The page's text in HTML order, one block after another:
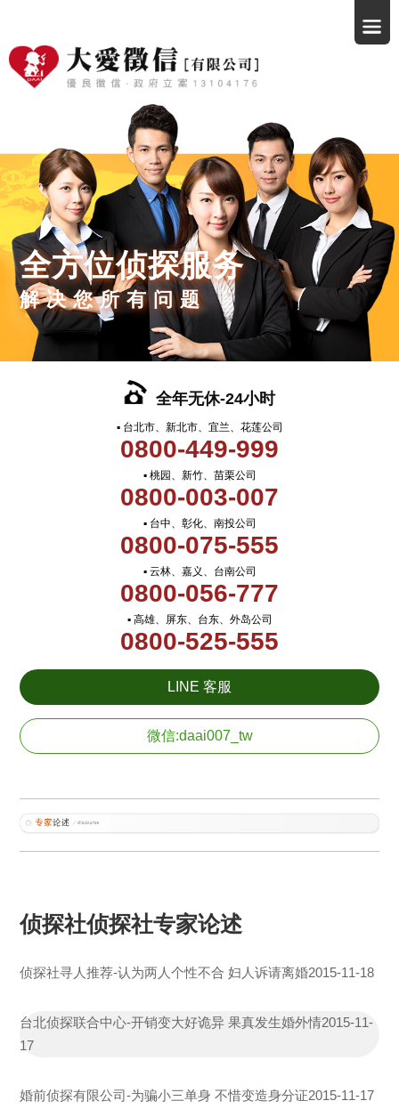
全方位侦探服务
解决您所有问题
全年无休-24小时
▪ 台北市、新北市、宜兰、花莲公司
0800-449-999
▪ 桃园、新竹、苗栗公司
0800-003-007
▪ 台中、彰化、南投公司
0800-075-555
▪ 云林、嘉义、台南公司
0800-056-777
▪ 高雄、屏东、台东、外岛公司
0800-525-555
LINE 客服
微信:daai007_tw
侦探社侦探社专家论述
侦探社寻人推荐-认为两人个性不合 妇人诉请离婚2015-11-18
台北侦探联合中心-开销变大好诡异 果真发生婚外情2015-11-
17
婚前侦探有限公司-为骗小三单身 不惜变造身分证2015-11-17